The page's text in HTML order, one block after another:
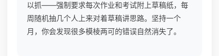
以抓——强制要求每次作业和考试附上草稿纸，每
周随机抽几个人上来对着草稿讲思路。坚持一个
月，你会发现很多模棱两可的错误自然消失了。